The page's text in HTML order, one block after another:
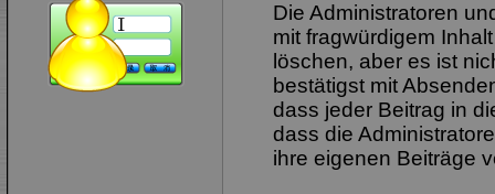
Die Administratoren
mit fragwürdigem
löschen, aber es ist
bestätigst mit
dass jeder Beitrag in
dass die
ihre eigenen Beiträge